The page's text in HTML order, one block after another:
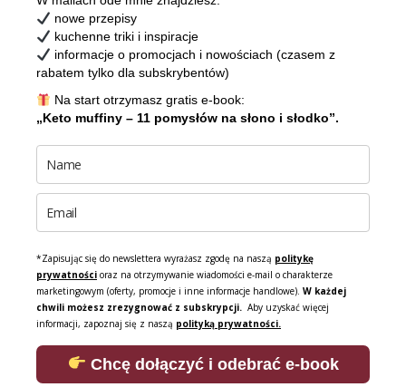
nowe przepisy
kuchenne triki i inspiracje
informacje o promocjach i nowościach (czasem z
rabatem tylko dla subskrybentów)
Na start otrzymasz gratis e-book:
„Keto muffiny – 11 pomysłów na słono i słodko”.
*Zapisując się do newslettera wyrażasz zgodę na naszą politykę
prywatności oraz na otrzymywanie wiadomości e-mail o charakterze
marketingowym (oferty, promocje i inne informacje handlowe). W każdej
chwili możesz zrezygnować z subskrypcji. Aby uzyskać więcej
informacji, zapoznaj się z naszą polityką prywatności.
Chcę dołączyć i odebrać e-book